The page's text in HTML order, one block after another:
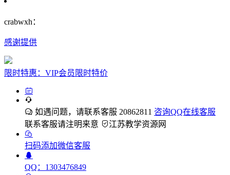
crabwxh：
感谢提供
限时特惠：VIP会员限时特价
如遇问题，请联系客服 20862811 咨询QQ在线客服
联系客服请注明来意
江苏教学资源网
扫码添加微信客服
QQ：1303476849